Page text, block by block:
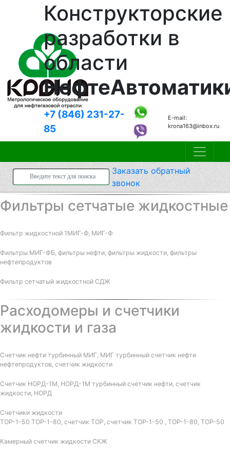
Конструкторские
разработки в
области
+7 (846) 231-27-
85
E-mail:
krona163@inbox.ru
Заказатьобратный
звонок
Фильтры сетчатые жидкостные
Фильтр жидкостной 1МИГ-Ф, МИГ-Ф
Фильтры МИГ-ФБ, фильтры нефти, фильтры жидкости, фильтры
нефтепродуктов
Фильтр сетчатый жидкостной СДЖ
Расходомеры и счетчики
жидкости и газа
Счетчик нефти турбинный МИГ, МИГ турбинный счетчик нефти
нефтепродуктов, счетчик жидкости
Счетчик НОРД-1М, НОРД-1М турбинный счетчик нефти, счетчик
жидкости, НОРД
Счетчики жидкости
ТОР-1-50 ТОР-1-80, счетчик ТОР, счетчик ТОР-1-50 , ТОР-1-80, ТОР-50
Камерный счетчик жидкости СКЖ